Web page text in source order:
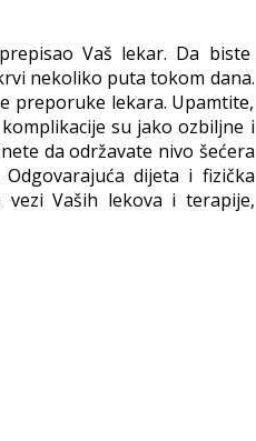
Vaš lekar. Da biste
nekoliko puta tokom dana.
preporuke lekara. Upamtite,
su jako ozbiljne i
da održavate nivo šećera
dijeta i fizička
Vaših lekova i terapije,